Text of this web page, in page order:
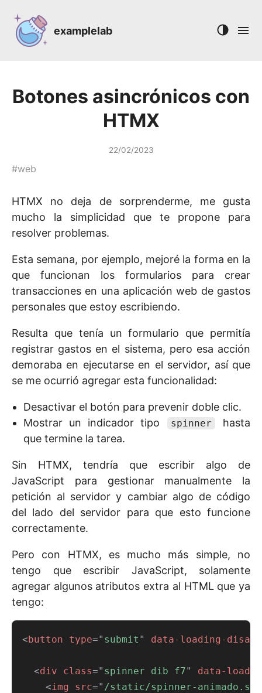
examplelab
Botones asincrónicos con
HTMX
22/02/2023
#web
HTMX no deja de sorprenderme, me gusta
mucho la simplicidad que te propone para
resolver problemas.
Esta semana, por ejemplo, mejoré la forma en la
que funcionan los formularios para crear
transacciones en una aplicación web de gastos
personales que estoy escribiendo.
Resulta que tenía un formulario que permitía
registrar gastos en el sistema, pero esa acción
demoraba en ejecutarse en el servidor, así que
se me ocurrió agregar esta funcionalidad:
Desactivar el botón para prevenir doble clic.
Mostrar un indicador tipo
spinner
hasta
que termine la tarea.
Sin HTMX, tendría que escribir algo de
JavaScript para gestionar manualmente la
petición al servidor y cambiar algo de código
del lado del servidor para que esto funcione
correctamente.
Pero con HTMX, es mucho más simple, no
tengo que escribir JavaScript, solamente
agregar algunos atributos extra al HTML que ya
tengo:
<button type=" submit " data-loading-
<div class=" spinner dib f7"
data-
<img src=" /static/spinner-animado.svg